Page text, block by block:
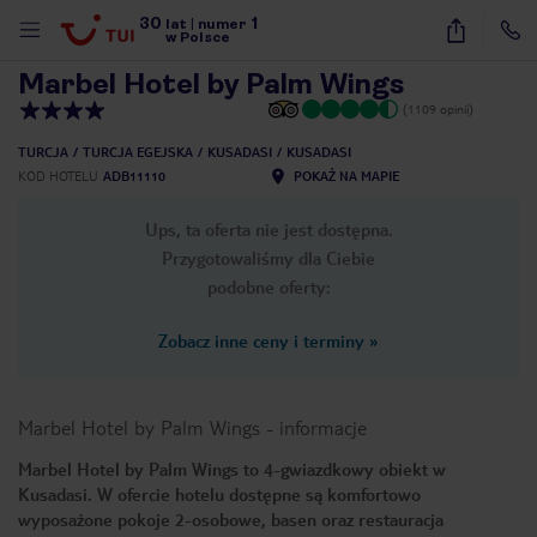
30 lat numer 1
w Polsce
40
Marbel Hotel by Palm Wings
(1109 opinii)
TURCJA TURCJA EGEJSKA KUSADASI
KUSADASI
KOD HOTELU ADB11110 POKAŻ NA MAPIE
Ups, ta oferta nie jest dostępna.
Przygotowaliśmy dla Ciebie
podobne oferty:
Zobacz inne ceny i terminy »
Marbel Hotel by Palm Wings - informacje
Marbel Hotel by Palm Wings to 4-gwiazdkowy obiekt w
Kusadasi. W ofercie hotelu dostępne są komfortowo
wyposażone pokoje 2-osobowe, basen oraz restauracja